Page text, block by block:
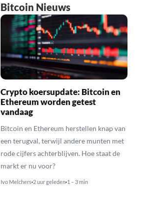
Bitcoin Nieuws
Crypto koersupdate: Bitcoin en
Ethereum worden getest
vandaag
Bitcoin en Ethereum herstellen knap van
een terugval, terwijl andere munten met
rode cijfers achterblijven. Hoe staat de
markt er nu voor?
Ivo Melchers 2 uur geleden 1 – 3 min